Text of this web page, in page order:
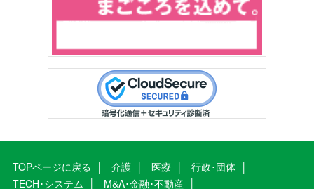
TOPページに戻る 介護 医療
行政･団体
TECH･システム
M&A･金融･不動産